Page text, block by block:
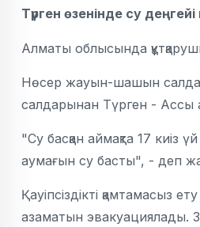
Түрген өзенінде су
Алматы облысында
Нөсер жауын-шашын
салдарынан Түрген - Ассы
"Су басқан аймақта 17 киіз
аумағын су басты", - деп
Қауіпсіздікті қамтамасыз
азаматын эвакуациялады.